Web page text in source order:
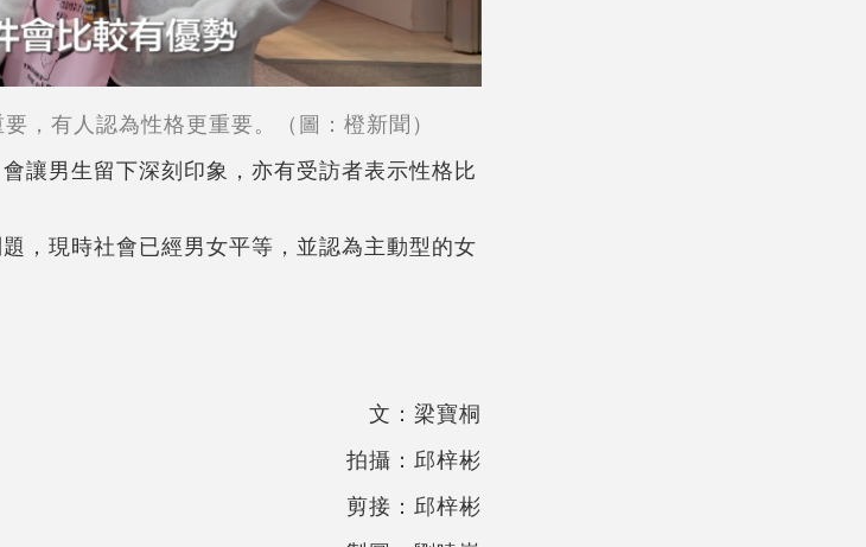
，有人認為性格更重要。（圖：橙新聞）
讓男生留下深刻印象，亦有受訪者表示性格比
，現時社會已經男女平等，並認為主動型的女
文：梁寶桐
拍攝：邱梓彬
剪接：邱梓彬